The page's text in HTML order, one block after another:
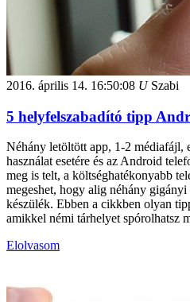
2016. április 14. 16:50:08 USzabi
5 helyfelszabadító tipp
Néhány letöltött app, 1-2 médiafájl,
használat esetére és az Android
meg is telt, a költséghatékonyabb
megeshet, hogy alig néhány
készülék. Ebben a cikkben olyan
amikkel némi tárhelyet spórolhatsz
Elolvasom